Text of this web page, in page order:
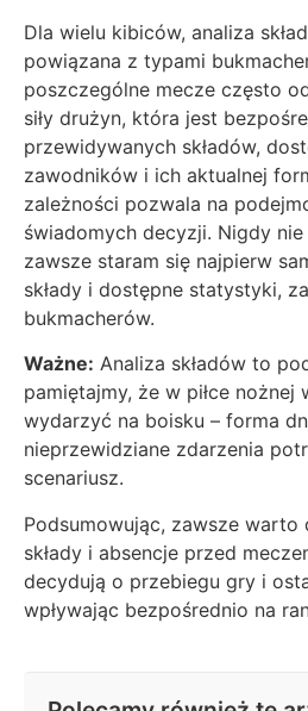
Dla wielu kibiców, analiza
powiązana z typami
poszczególne mecze często
siły drużyn, która jest
przewidywanych składów,
zawodników i ich aktualnej
zależności pozwala na
świadomych decyzji. Nigdy
zawsze staram się najpierw
składy i dostępne statystyki,
bukmacherów.
Ważne: Analiza składów to
pamiętajmy, że w piłce nożnej
wydarzyć na boisku – forma
nieprzewidziane zdarzenia
scenariusz.
Podsumowując, zawsze warto
składy i absencje przed
decydują o przebiegu gry i
wpływając bezpośrednio na